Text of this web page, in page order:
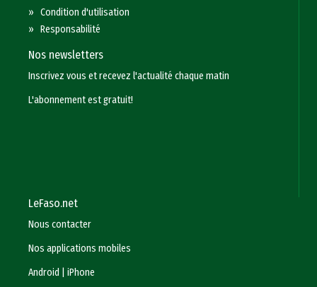
»Condition d'utilisation
»Responsabilité
Nos newsletters
Inscrivez vous et recevez l'actualité chaque matin
L'abonnement est gratuit!
LeFaso.net
Nous contacter
Nos applications mobiles
Android |iPhone